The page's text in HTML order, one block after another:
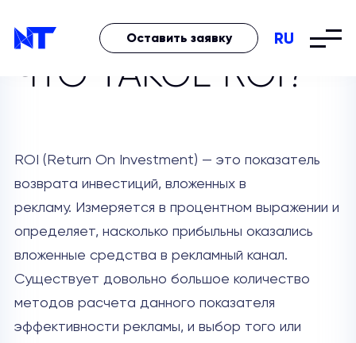
RU
Оставить заявку
ЧТО ТАКОЕ ROI?
ROI (Return On Investment) — это показатель
возврата инвестиций, вложенных в
рекламу. Измеряется в процентном выражении и
определяет, насколько прибыльны оказались
вложенные средства в рекламный канал.
Существует довольно большое количество
методов расчета данного показателя
эффективности рекламы, и выбор того или